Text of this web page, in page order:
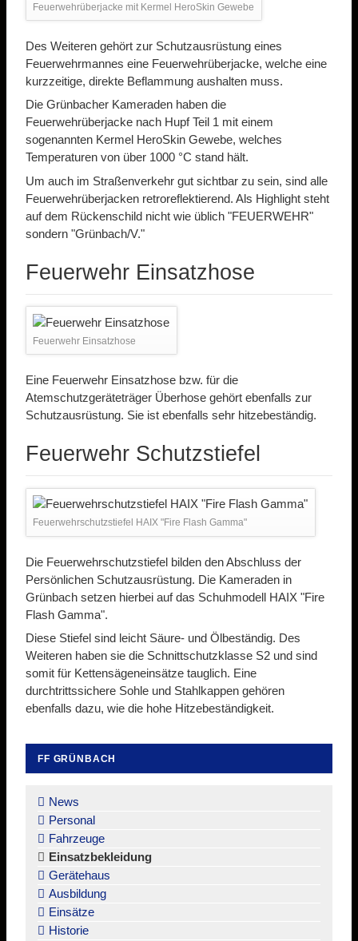
Feuerwehrüberjacke mit Kermel HeroSkin Gewebe
Des Weiteren gehört zur Schutzausrüstung eines
Feuerwehrmannes eine Feuerwehrüberjacke, welche eine
kurzzeitige, direkte Beflammung aushalten muss.
Die Grünbacher Kameraden haben die
Feuerwehrüberjacke nach Hupf Teil 1 mit einem
sogenannten Kermel HeroSkin Gewebe, welches
Temperaturen von über 1000 °C stand hält.
Um auch im Straßenverkehr gut sichtbar zu sein, sind alle
Feuerwehrüberjacken retroreflektierend. Als Highlight steht
auf dem Rückenschild nicht wie üblich "FEUERWEHR"
sondern "Grünbach/V."
Feuerwehr Einsatzhose
Feuerwehr Einsatzhose
Eine Feuerwehr Einsatzhose bzw. für die
Atemschutzgeräteträger Überhose gehört ebenfalls zur
Schutzausrüstung. Sie ist ebenfalls sehr hitzebeständig.
Feuerwehr Schutzstiefel
Feuerwehrschutzstiefel HAIX "Fire Flash Gamma"
Die Feuerwehrschutzstiefel bilden den Abschluss der
Persönlichen Schutzausrüstung. Die Kameraden in
Grünbach setzen hierbei auf das Schuhmodell HAIX "Fire
Flash Gamma".
Diese Stiefel sind leicht Säure- und Ölbeständig. Des
Weiteren haben sie die Schnittschutzklasse S2 und sind
somit für Kettensägeneinsätze tauglich. Eine
durchtrittssichere Sohle und Stahlkappen gehören
ebenfalls dazu, wie die hohe Hitzebeständigkeit.
FF GRÜNBACH
überspringen
News
Personal
Fahrzeuge
Einsatzbekleidung
Gerätehaus
Ausbildung
Einsätze
Historie